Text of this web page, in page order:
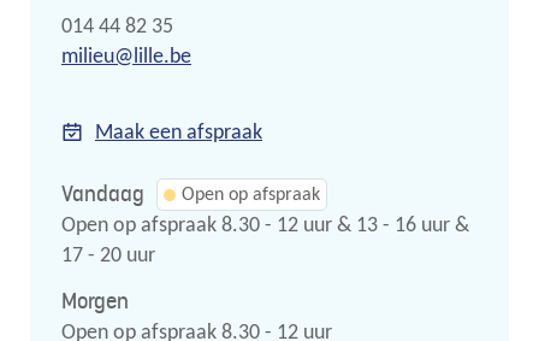
Tel.
014 44 82 35
E-
milieu@lille.be
Maak een afspraak
Vandaag Open op afspraak
Open op afspraak 8.30 - 12 uur & 13 - 16 uur &
17 - 20 uur
Morgen
Open op afspraak 8.30 - 12 uur